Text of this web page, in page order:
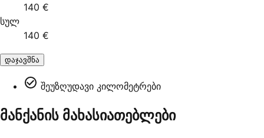
140 €
სულ
140 €
დაჯავშნა
შეუზღუდავი კილომეტრები
მანქანის მახასიათებლები